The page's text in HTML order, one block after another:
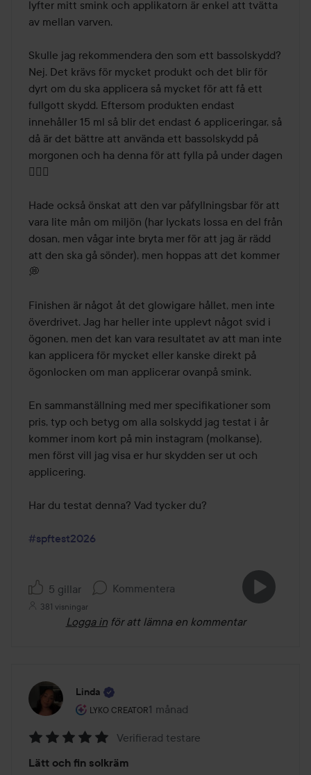
lyfter mitt smink och applikatorn är enkel att tvätta
av mellan varven.
Skulle jag rekommendera den som ett bassolskydd?
Nej. Det krävs för mycket produkt och det blir för
dyrt om du ska applicera så mycket för att få ett
fullgott skydd. Eftersom produkten endast
innehåller 15 ml så blir det endast 6 appliceringar, så
då är det bättre att använda ett bassolskydd på
morgonen och ha denna för att fylla på under dagen
💁🏻‍♀️
Hade också önskat att den var påfyllningsbar för att
vara lite mån om miljön (har lyckats lossa en del från
dosan, men vågar inte bryta mer för att jag är rädd
att den ska gå sönder), men hoppas att det kommer
💭
Finishen är något åt det glowigare hållet, men inte
överdrivet. Jag har heller inte upplevt något svid i
ögonen, men det kan vara resultatet av att man inte
kan applicera för mycket eller kanske direkt på
ögonlocken om man applicerar ovanpå smink.
En sammanställning med mer specifikationer som
pris, typ och betyg om alla solskydd jag testat i år
kommer inom kort på min instagram (molkanse),
men först vill jag visa er hur skydden ser ut och
applicering.
Har du testat denna? Vad tycker du?
#spftest2026
5 gillar Kommentera
381 visningar
Logga in för att lämna en kommentar
Linda
LYKO CREATOR
Användarens roll: Lyko Creator.
1 månad
Inlägget skapades 1 månad
5
Verifierad testare
Lätt och fin solkräm